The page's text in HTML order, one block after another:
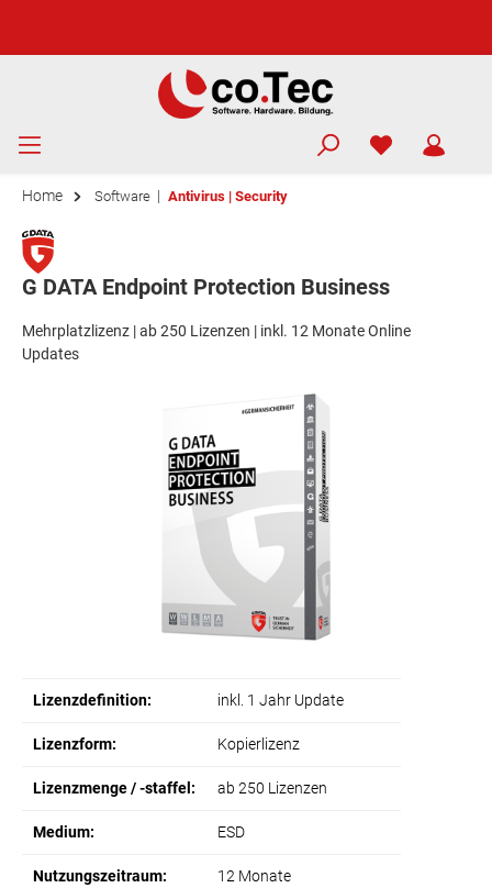
Home Software | Antivirus | Security
G DATA Endpoint Protection Business
Mehrplatzlizenz | ab 250 Lizenzen | inkl. 12 Monate Online
Updates
Lizenzdefinition: inkl. 1 Jahr Update
Lizenzform: Kopierlizenz
Lizenzmenge / -staffel: ab 250 Lizenzen
Medium: ESD
Nutzungszeitraum: 12 Monate